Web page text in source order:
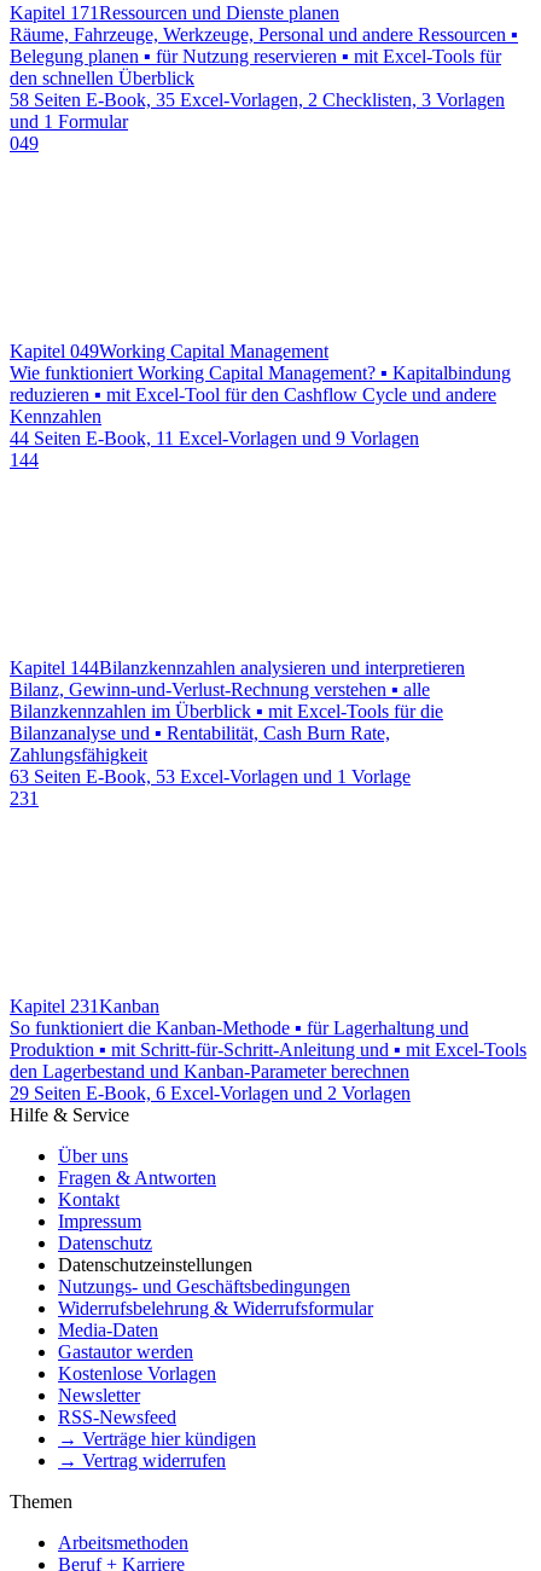
Kapitel 171Ressourcen und Dienste planen
Räume, Fahrzeuge, Werkzeuge, Personal und andere Ressourcen ▪
Belegung planen ▪ für Nutzung reservieren ▪ mit Excel-Tools für
den schnellen Überblick
58 Seiten E-Book, 35 Excel-Vorlagen, 2 Checklisten, 3 Vorlagen
und 1 Formular
049
Kapitel 049Working Capital Management
Wie funktioniert Working Capital Management? ▪ Kapitalbindung
reduzieren ▪ mit Excel-Tool für den Cashflow Cycle und andere
Kennzahlen
44 Seiten E-Book, 11 Excel-Vorlagen und 9 Vorlagen
144
Kapitel 144Bilanzkennzahlen analysieren und interpretieren
Bilanz, Gewinn-und-Verlust-Rechnung verstehen ▪ alle
Bilanzkennzahlen im Überblick ▪ mit Excel-Tools für die
Bilanzanalyse und ▪ Rentabilität, Cash Burn Rate,
Zahlungsfähigkeit
63 Seiten E-Book, 53 Excel-Vorlagen und 1 Vorlage
231
Kapitel 231Kanban
So funktioniert die Kanban-Methode ▪ für Lagerhaltung und
Produktion ▪ mit Schritt-für-Schritt-Anleitung und ▪ mit Excel-Tools
den Lagerbestand und Kanban-Parameter berechnen
29 Seiten E-Book, 6 Excel-Vorlagen und 2 Vorlagen
Hilfe & Service
Über uns
Fragen & Antworten
Kontakt
Impressum
Datenschutz
Datenschutzeinstellungen
Nutzungs- und Geschäftsbedingungen
Widerrufsbelehrung & Widerrufsformular
Media-Daten
Gastautor werden
Kostenlose Vorlagen
Newsletter
RSS-Newsfeed
→ Verträge hier kündigen
→ Vertrag widerrufen
Themen
Arbeitsmethoden
Beruf + Karriere